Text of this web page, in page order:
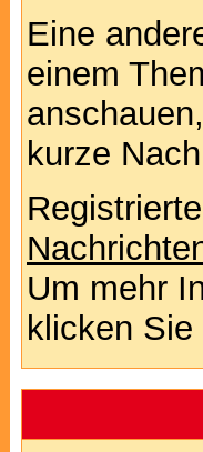
Eine
einem
kurze
Um mehr
klicken Sie